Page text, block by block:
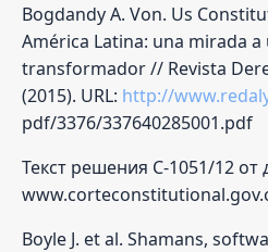
Bogdandy А. Von. Us
América Latina: una mirada
transformador // Revista
(2015). URL: http://
pdf/3376/337640285001.pdf
Текст решения С-1051/12 от
Boyle J. et al. Shamans,